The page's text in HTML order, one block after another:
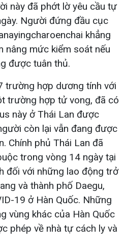
này đã phớt lờ yêu cầu tự
Người đứng đầu cục
khẳng
nâng mức kiểm soát nếu
được tuân thủ.
trường hợp dương tính với
trường hợp tử vong, đã có
này ở Thái Lan được
còn lại vẫn đang được
Chính phủ Thái Lan đã
trong vòng 14 ngày tại
đối với những lao động trở
và thành phố Daegu,
19 ở Hàn Quốc. Những
vùng khác của Hàn Quốc
phép về nhà tự cách ly và